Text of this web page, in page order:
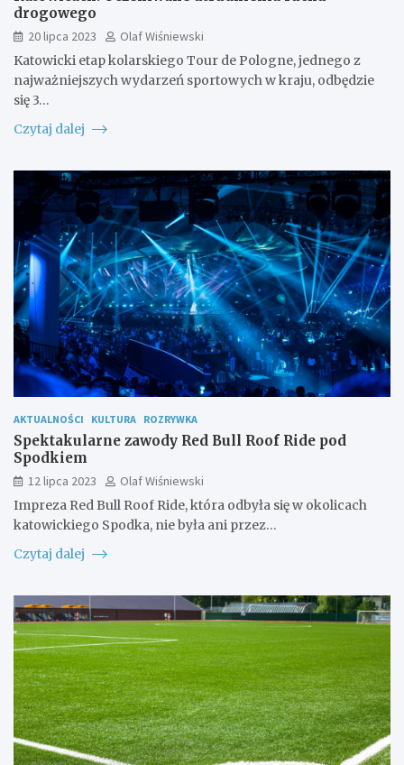
drogowego
20 lipca 2023
Olaf Wiśniewski
Katowicki etap kolarskiego Tour de Pologne, jednego z
najważniejszych wydarzeń sportowych w kraju, odbędzie
się 3…
Czytaj dalej
AKTUALNOŚCI KULTURA ROZRYWKA
Spektakularne zawody Red Bull Roof Ride pod
Spodkiem
12 lipca 2023
Olaf Wiśniewski
Impreza Red Bull Roof Ride, która odbyła się w okolicach
katowickiego Spodka, nie była ani przez…
Czytaj dalej